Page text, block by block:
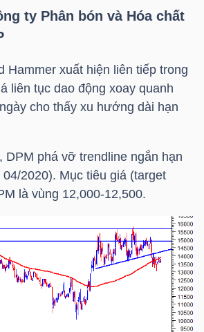
ty Phân bón và Hóa chất
Hammer xuất hiện liên tiếp trong
liên tục dao động xoay quanh
ngày cho thấy xu hướng dài hạn
DPM phá vỡ trendline ngắn hạn
2020). Mục tiêu giá (target
là vùng 12,000-12,500.